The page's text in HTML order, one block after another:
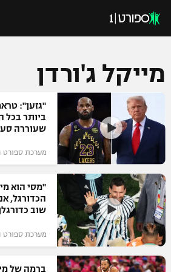
כדורגל ישראלי
ליגת העל
גביע הטוטו
ליגיונרים
גביע המדינה
כדורגל עולמי
ליגת האלופות
ליגה אירופית
ליגה אנגלית
כדורסל ישראלי
ליגת ווינר סל
ליגה לאומית
כדורסל עולמי
NBA
מייקל ג'ורדן
"גזען":
ביותר בכל
שעוררה
מערכת ספורט 1 | לפני 2 שבועות
"מסי הוא
הכדורגל,
שוב
מערכת ספורט 1 | לפני 2 חודשים
ברמה של